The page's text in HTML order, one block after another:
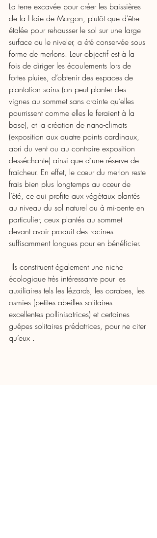
La terre excavée pour créer les baissières
de la Haie de Morgon, plutôt que d’être
étalée pour rehausser le sol sur une large
surface ou le niveler, a été conservée sous
forme de merlons. Leur objectif est à la
fois de diriger les écoulements lors de
fortes pluies, d’obtenir des espaces de
plantation sains (on peut planter des
vignes au sommet sans crainte qu’elles
pourrissent comme elles le feraient à la
base), et la création de nano-climats
(exposition aux quatre points cardinaux,
abri du vent ou au contraire exposition
desséchante) ainsi que d’une réserve de
fraicheur. En effet, le cœur du merlon reste
frais bien plus longtemps au cœur de
l’été, ce qui profite aux végétaux plantés
au niveau du sol naturel ou à mi-pente en
particulier, ceux plantés au sommet
devant avoir produit des racines
suffisamment longues pour en bénéficier.
écologique très intéressante pour les
auxiliaires tels les lézards, les carabes, les
osmies (petites abeilles solitaires
excellentes pollinisatrices) et certaines
guêpes solitaires prédatrices, pour ne citer
qu’eux .